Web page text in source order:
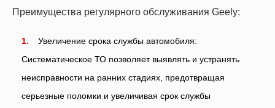
Преимущества регулярного обслуживания Geely:
Увеличение срока службы автомобиля:
Систематическое ТО позволяет выявлять и устранять
неисправности на ранних стадиях, предотвращая
серьезные поломки и увеличивая срок службы